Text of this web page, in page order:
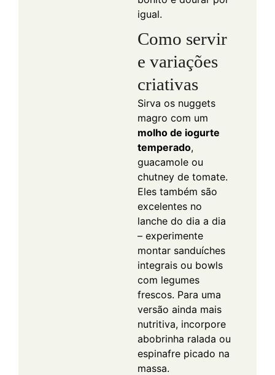
igual.
Como servir
e variações
criativas
Sirva os nuggets
magro com um
molho de iogurte
temperado,
guacamole ou
chutney de tomate.
Eles também são
excelentes no
lanche do dia a dia
– experimente
montar sanduíches
integrais ou bowls
com legumes
frescos. Para uma
versão ainda mais
nutritiva, incorpore
abobrinha ralada ou
espinafre picado na
massa.